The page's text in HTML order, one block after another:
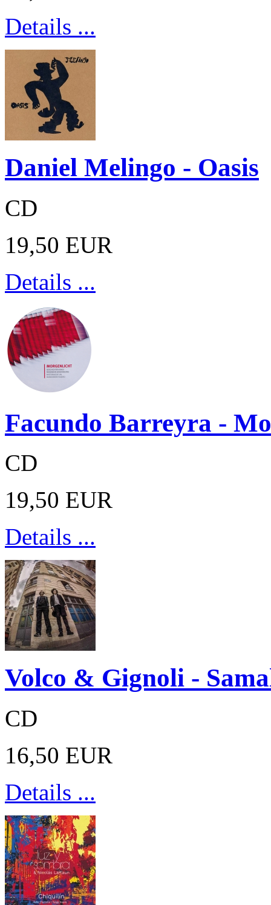
Details ...
Daniel Melingo - Oasis
CD
19,50 EUR
Details ...
Facundo Barreyra -
CD
19,50 EUR
Details ...
Volco & Gignoli -
CD
16,50 EUR
Details ...